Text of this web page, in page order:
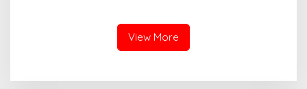
View More